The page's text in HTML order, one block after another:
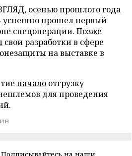
осенью прошлого года
успешнопрошелпервый
спецоперации. Позже
свои разработки в сфере
на выставке в
начало отгрузку
для проведения